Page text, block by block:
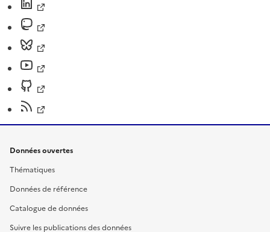
Données ouvertes
Thématiques
Données de référence
Catalogue de données
Suivre les publications des données